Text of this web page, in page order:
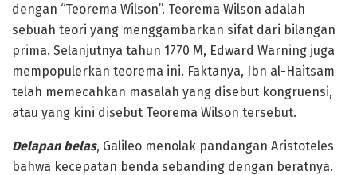
dengan “Teorema Wilson”. Teorema Wilson adalah
sebuah teori yang menggambarkan sifat dari bilangan
prima. Selanjutnya tahun 1770 M, Edward Warning juga
mempopulerkan teorema ini. Faktanya, Ibn al-Haitsam
telah memecahkan masalah yang disebut kongruensi,
atau yang kini disebut Teorema Wilson tersebut.
Delapan belas, Galileo menolak pandangan Aristoteles
bahwa kecepatan benda sebanding dengan beratnya.